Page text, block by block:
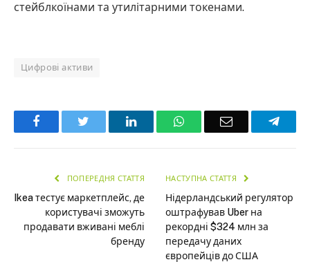
стейблкоїнами та утилітарними токенами.
Цифрові активи
Facebook LinkedInWhatsAppEmail
ПОПЕРЕДНЯ СТАТТЯ
Ikea тестує маркетплейс, де
користувачі зможуть
продавати вживані меблі
бренду
НАСТУПНА СТАТТЯ
Нідерландський регулятор
оштрафував Uber на
рекордні $324 млн за
передачу даних
європейців до США